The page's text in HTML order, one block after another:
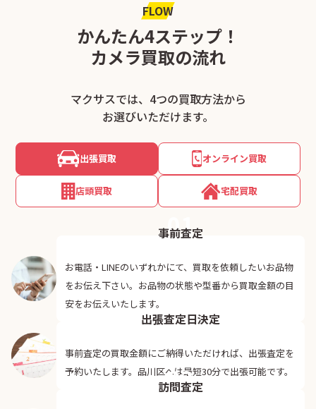
FLOW
かんたん4ステップ！
カメラ買取の流れ
マクサスでは、4つの買取方法から
お選びいただけます。
出張買取 オンライン買取
店頭買取 宅配買取
01
事前査定
お電話・LINEのいずれかにて、買取を依頼したいお品物
をお伝え下さい。お品物の状態や型番から買取金額の目
安をお伝えいたします。
02
出張査定日決定
事前査定の買取金額にご納得いただければ、出張査定を
予約いたします。品川区へは最短30分で出張可能です。
03
訪問査定